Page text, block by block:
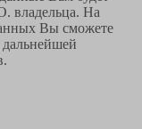
владельца. На
Вы сможете
дальнейшей